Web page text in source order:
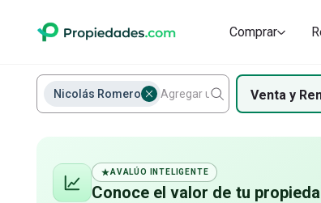
Nicolás Romero Venta y
AVALÚO INTELIGENTE
Conoce el valor de tu
Comprar